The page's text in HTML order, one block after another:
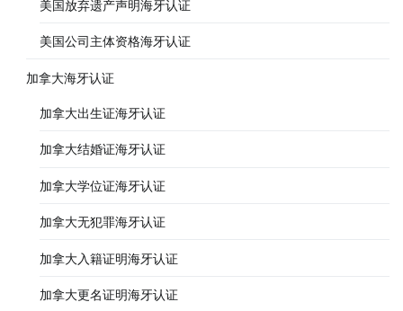
美国放弃遗产声明海牙认证
美国公司主体资格海牙认证
加拿大海牙认证
加拿大出生证海牙认证
加拿大结婚证海牙认证
加拿大学位证海牙认证
加拿大无犯罪海牙认证
加拿大入籍证明海牙认证
加拿大更名证明海牙认证